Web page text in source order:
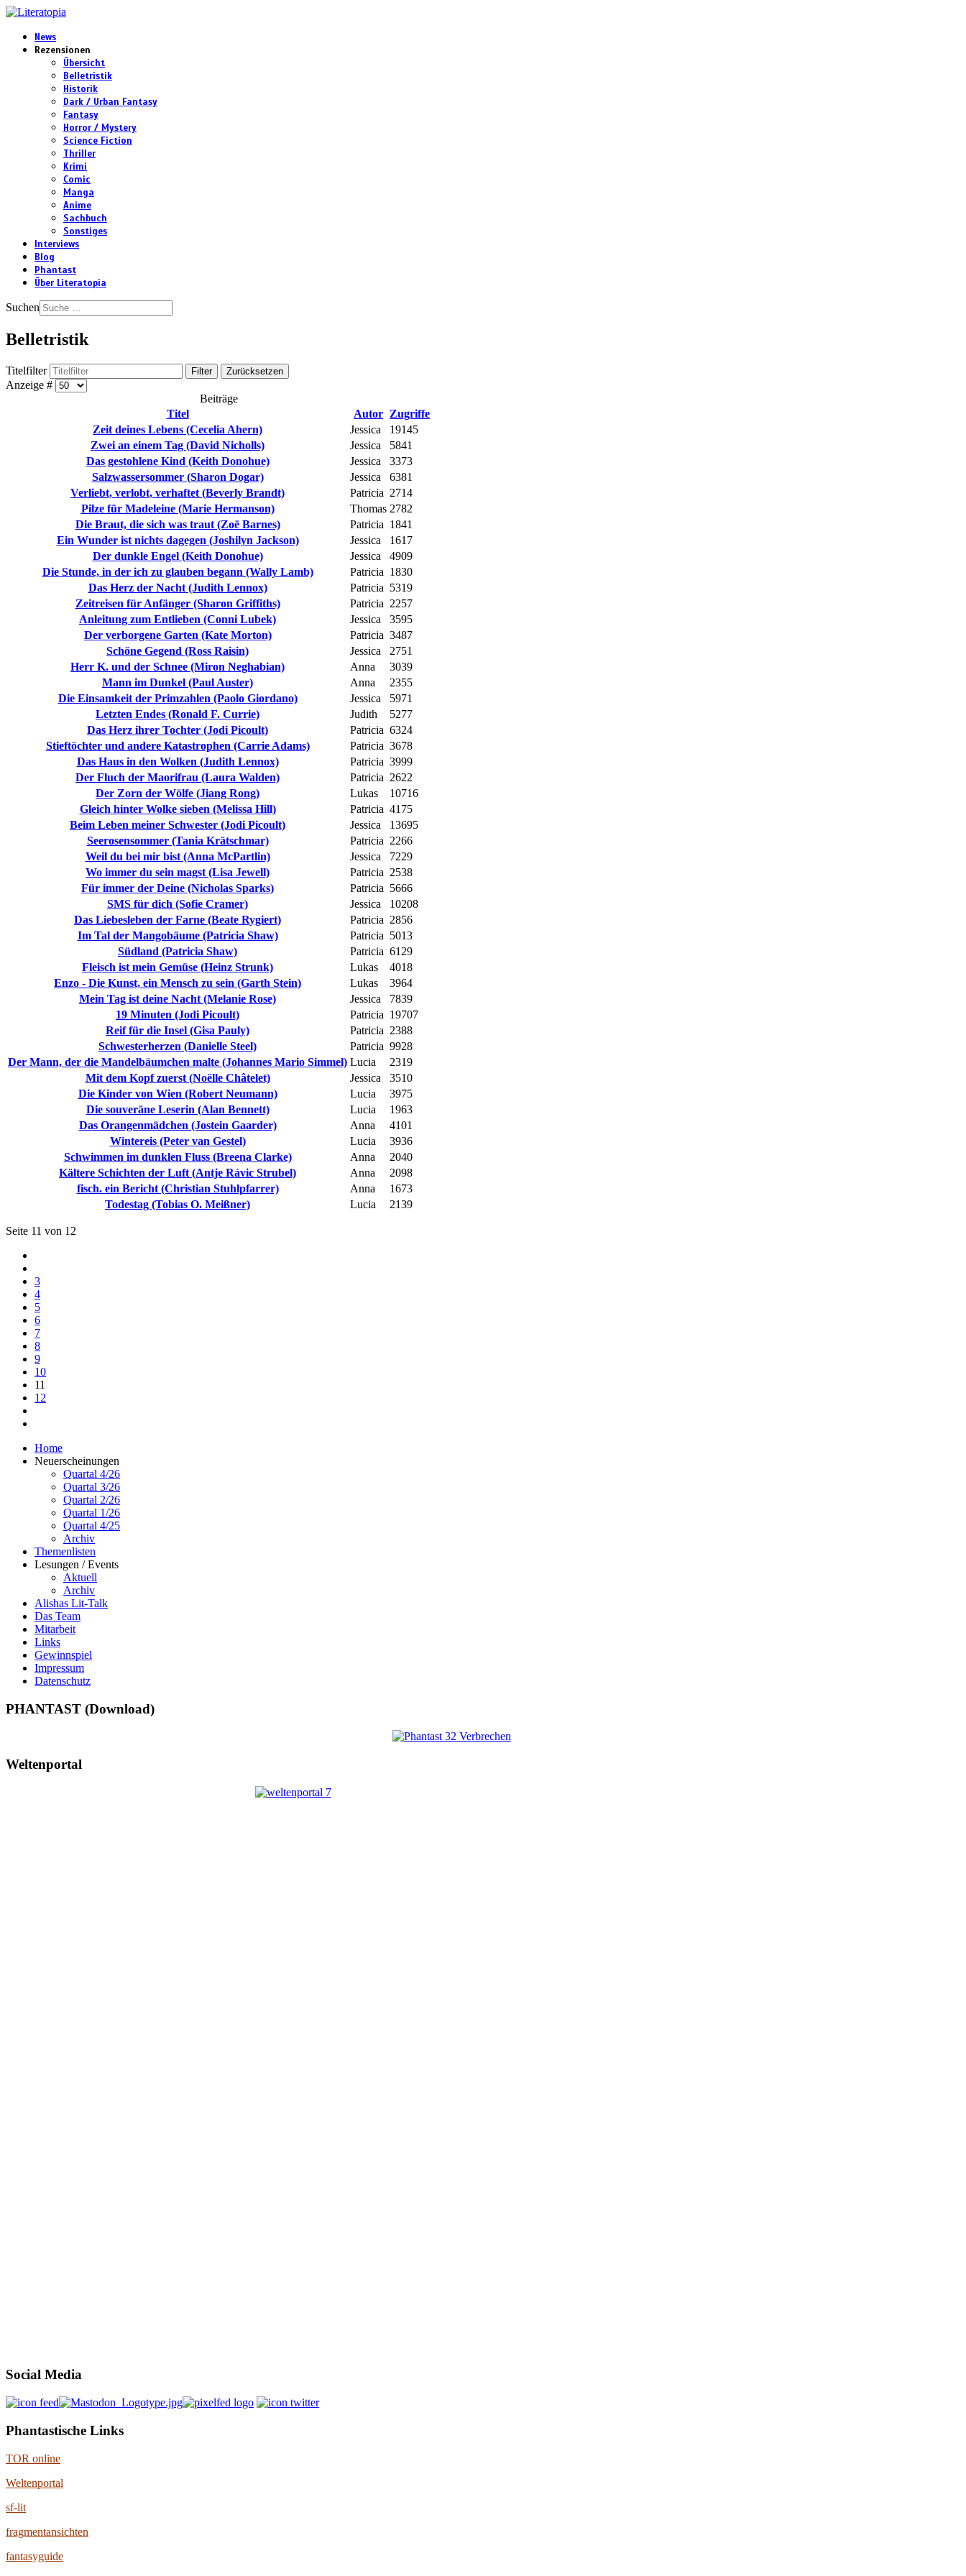
News
Rezensionen
Übersicht
Belletristik
Historik
Dark / Urban Fantasy
Fantasy
Horror / Mystery
Science Fiction
Thriller
Krimi
Comic
Manga
Anime
Sachbuch
Sonstiges
Interviews
Blog
Phantast
Über Literatopia
Suchen
Belletristik
Titelfilter Filter Zurücksetzen
Anzeige #
Beiträge
Titel
Autor Zugriffe
Zeit deines Lebens (Cecelia Ahern)
Jessica
19145
Zwei an einem Tag (David Nicholls)
Jessica
5841
Das gestohlene Kind (Keith Donohue)
Jessica
3373
Salzwassersommer (Sharon Dogar)
Jessica
6381
Verliebt, verlobt, verhaftet (Beverly Brandt)
Patricia 2714
Pilze für Madeleine (Marie Hermanson)
Thomas 2782
Die Braut, die sich was traut (Zoë Barnes)
Patricia 1841
Ein Wunder ist nichts dagegen (Joshilyn Jackson)
Jessica
1617
Der dunkle Engel (Keith Donohue)
Jessica
4909
Die Stunde, in der ich zu glauben begann (Wally Lamb)
Patricia 1830
Das Herz der Nacht (Judith Lennox)
Patricia 5319
Zeitreisen für Anfänger (Sharon Griffiths)
Patricia 2257
Anleitung zum Entlieben (Conni Lubek)
Jessica
3595
Der verborgene Garten (Kate Morton)
Patricia 3487
Schöne Gegend (Ross Raisin)
Jessica
2751
Herr K. und der Schnee (Miron Neghabian)
Anna
3039
Mann im Dunkel (Paul Auster)
Anna
2355
Die Einsamkeit der Primzahlen (Paolo Giordano)
Jessica
5971
Letzten Endes (Ronald F. Currie)
Judith
5277
Das Herz ihrer Tochter (Jodi Picoult)
Patricia 6324
Stieftöchter und andere Katastrophen (Carrie Adams)
Patricia 3678
Das Haus in den Wolken (Judith Lennox)
Patricia 3999
Der Fluch der Maorifrau (Laura Walden)
Patricia 2622
Der Zorn der Wölfe (Jiang Rong)
Lukas
10716
Gleich hinter Wolke sieben (Melissa Hill)
Patricia 4175
Beim Leben meiner Schwester (Jodi Picoult)
Jessica
13695
Seerosensommer (Tania Krätschmar)
Patricia 2266
Weil du bei mir bist (Anna McPartlin)
Jessica
7229
Wo immer du sein magst (Lisa Jewell)
Patricia 2538
Für immer der Deine (Nicholas Sparks)
Patricia 5666
SMS für dich (Sofie Cramer)
Jessica
10208
Das Liebesleben der Farne (Beate Rygiert)
Patricia 2856
Im Tal der Mangobäume (Patricia Shaw)
Patricia 5013
Südland (Patricia Shaw)
Patricia 6129
Fleisch ist mein Gemüse (Heinz Strunk)
Lukas
4018
Enzo - Die Kunst, ein Mensch zu sein (Garth Stein)
Lukas
3964
Mein Tag ist deine Nacht (Melanie Rose)
Jessica
7839
19 Minuten (Jodi Picoult)
Patricia 19707
Reif für die Insel (Gisa Pauly)
Patricia 2388
Schwesterherzen (Danielle Steel)
Patricia 9928
Der Mann, der die Mandelbäumchen malte (Johannes Mario Simmel) Lucia
2319
Mit dem Kopf zuerst (Noëlle Châtelet)
Jessica
3510
Die Kinder von Wien (Robert Neumann)
Lucia
3975
Die souveräne Leserin (Alan Bennett)
Lucia
1963
Das Orangenmädchen (Jostein Gaarder)
Anna
4101
Wintereis (Peter van Gestel)
Lucia
3936
Schwimmen im dunklen Fluss (Breena Clarke)
Anna
2040
Kältere Schichten der Luft (Antje Rávic Strubel)
Anna
2098
fisch. ein Bericht (Christian Stuhlpfarrer)
Anna
1673
Todestag (Tobias O. Meißner)
Lucia 2139
Seite 11 von 12
3
4
5
6
7
8
9
10
11
12
Home
Neuerscheinungen
Quartal 4/26
Quartal 3/26
Quartal 2/26
Quartal 1/26
Quartal 4/25
Archiv
Themenlisten
Lesungen / Events
Aktuell
Archiv
Alishas Lit-Talk
Das Team
Mitarbeit
Links
Gewinnspiel
Impressum
Datenschutz
PHANTAST (Download)
Weltenportal
Social Media
Phantastische Links
TOR online
Weltenportal
sf-lit
fragmentansichten
fantasyguide